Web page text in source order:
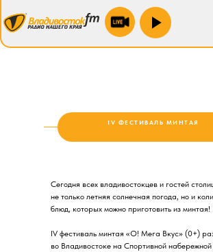
Находка 100.9 fm
Новожатково 103.5 fm
Уссурийск 104.4 fm
Лесозаводск 90.0 fm
Партизанск 88.1 fm
IV ФЕСТИВАЛЬ МИНТАЯ
Сегодня всех владивостокцев и гостей
не только летняя солнечная погода, но и
блюд, которых можно приготовить из минтая!
IV фестиваль минтая «О! Мега Вкус» (0+)
во Владивостоке на Спортивной